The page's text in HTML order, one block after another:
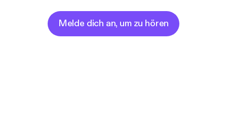
Melde dich an, um zu hören